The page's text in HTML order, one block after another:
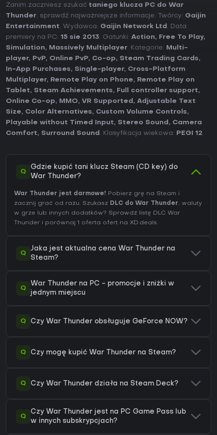
Zanim zaczniesz szukać taniego klucza PC do War
Thunder, sprawdź najważniejsze informacje. Twórcy: Gaijin
Entertainment. Wydawca: Gaijin Network Ltd . Data
premiery na PC: 15 sie 2013. Gatunki: Action, Free To Play,
Simulation, Massively Multiplayer. Kategorie:
Multi-
player, PvP, Online PvP, Co-op, Steam Trading Cards,
In-App Purchases, Single-player, Cross-Platform
Multiplayer, Remote Play on Phone,
Remote Play on
Tablet, Steam Achievements, Full controller support,
Online Co-op, MMO, VR Supported , Adjustable Text
Size, Color Alternatives, Custom Volume Controls,
Playable without Timed Input, Stereo Sound , Camera
Comfort, Surround Sound . Klasyfikacja wiekowa: PEGI 12.
Q
Gdzie kupić tani klucz Steam (CD key) do
War Thunder?
War Thunder jest darmowe! Pobierz grę na Steam i
zacznij grać od razu. Szukasz DLC do War Thunder, waluty
w grze lub innych dodatków? Sprawdź listę DLC War
Thunder i porównaj 1 oferta ofert na XD.deals.
Q
Jaka jest aktualna cena War Thunder na
Steam?
Q
War Thunder na PC - promocje i zniżki w
jednym miejscu
Q Czy War Thunder obsługuje GeForce NOW?
Q Czy mogę kupić War Thunder na Steam?
Q Czy War Thunder działa na Steam Deck?
Q
Czy War Thunder jest na PC Game Pass lub
w innych subskrypcjach?